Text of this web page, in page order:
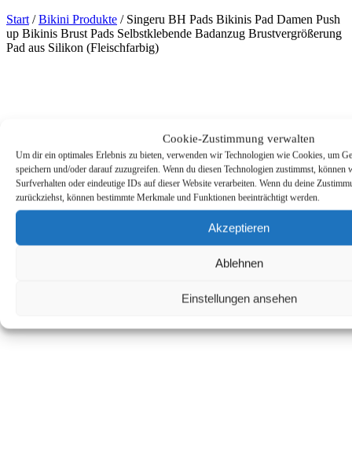
Start /Bikini Produkte / Singeru BH Pads Bikinis Pad Damen Push
up Bikinis Brust Pads Selbstklebende Badanzug Brustvergrößerung
Pad aus Silikon (Fleischfarbig)
Cookie-Zustimmung verwalten
Um dir ein optimales Erlebnis zu bieten, verwenden wir Technologien wie Cookies, um
speichern und/oder darauf zuzugreifen. Wenn du diesen Technologien zustimmst, können
Surfverhalten oder eindeutige IDs auf dieser Website verarbeiten. Wenn du deine
zurückziehst, können bestimmte Merkmale und Funktionen beeinträchtigt werden.
Akzeptieren
Ablehnen
Einstellungen ansehen